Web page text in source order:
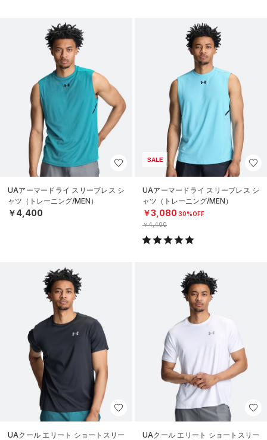
UAアーマードライ スリーブレス シ
ャツ（トレーニング/MEN）
￥4,400
SALE
UAアーマードライ スリーブレス シ
ャツ（トレーニング/MEN）
￥3,080 30%OFF
￥4,400
UAクール エリート ショートスリー
UAクール エリート ショートスリー